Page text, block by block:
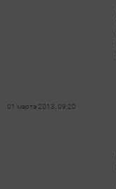
01 марта 2013, 09:20